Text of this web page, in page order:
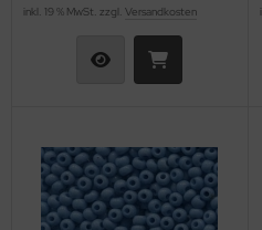
inkl. 19 % MwSt. zzgl. Versandkosten